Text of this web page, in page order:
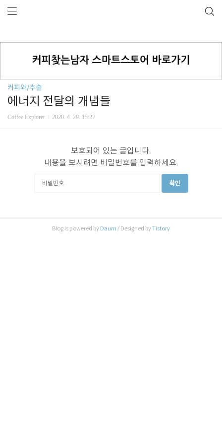
커피와/추출
에너지 전달의 개념들
Coffee Explorer 2020. 4. 29. 15:27
보호되어 있는 글입니다.
내용을 보시려면 비밀번호를 입력하세요.
확인
Blog is powered by Daum / Designed byTistory